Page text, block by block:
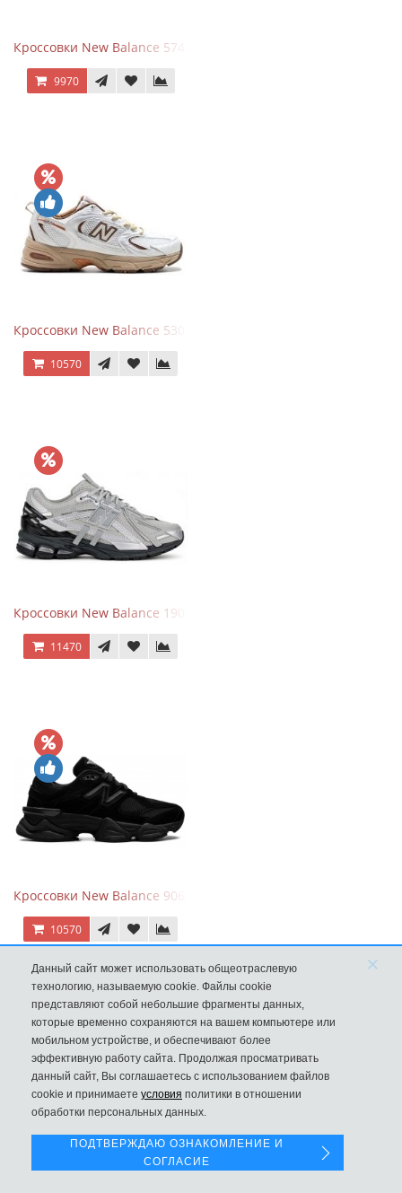
Кроссовки New Balance 574 Blue Black Red синий с красным
9970
Кроссовки New Balance 530 x Niko and... Off White
10570
Кроссовки New Balance 1906 Black Silver Metallic
11470
Кроссовки New Balance 9060 Triple Black
10570
Данный сайт может использовать общеотраслевую
технологию, называемую cookie. Файлы cookie
представляют собой небольшие фрагменты данных,
которые временно сохраняются на вашем компьютере или
мобильном устройстве, и обеспечивают более
эффективную работу сайта. Продолжая просматривать
данный сайт, Вы соглашаетесь с использованием файлов
cookie и принимаете условия политики в отношении
обработки персональных данных.
×
ПОДТВЕРЖДАЮ ОЗНАКОМЛЕНИЕ И
СОГЛАСИЕ